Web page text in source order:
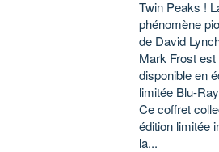
Twin Peaks !
phénomène
de David
Mark Frost
disponible en
limitée Blu-
Ce coffret
édition limitée
la...